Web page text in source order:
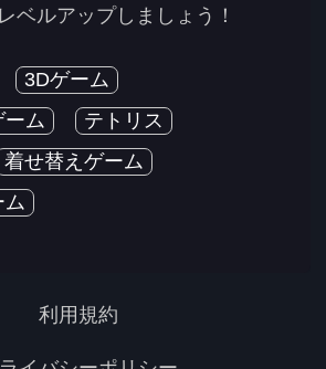
ベルアップしましょう！
3Dゲーム
ーム
テトリス
着せ替えゲーム
ム
利用規約